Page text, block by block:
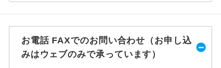
お電話 FAXでのお問い合わせ（お申し込
みはウェブのみで承っています）